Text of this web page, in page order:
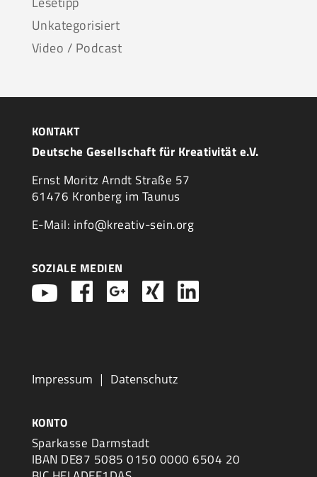
Unkategorisiert
Video / Podcast
KONTAKT
Deutsche Gesellschaft für Kreativität e.V.
Ernst Moritz Arndt Straße 57
61476 Kronberg im Taunus
E-Mail: info@kreativ-sein.org
SOZIALE MEDIEN
Impressum | Datenschutz
KONTO
Sparkasse Darmstadt
IBAN DE87 5085 0150 0000 6504 20